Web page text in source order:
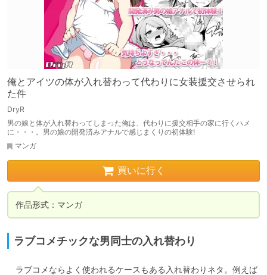
俺とアイツの体が入れ替わって代わりに女装援交させられ
た件
DryR
男の娘と体が入れ替わってしまった俺は、代わりに援交相手の家に行くハメ
に・・・。男の娘の開発済みアナルで感じまくりの初体験!
マンガ
買いに行く
作品形式：マンガ
ラブコメチックな男同士の入れ替わり
ラブコメならよく使われるケースもある入れ替わりネタ。例えば